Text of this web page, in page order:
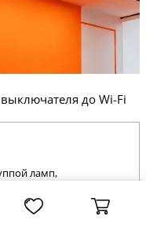
до Wi-Fi
ламп,
включать/
для длинного